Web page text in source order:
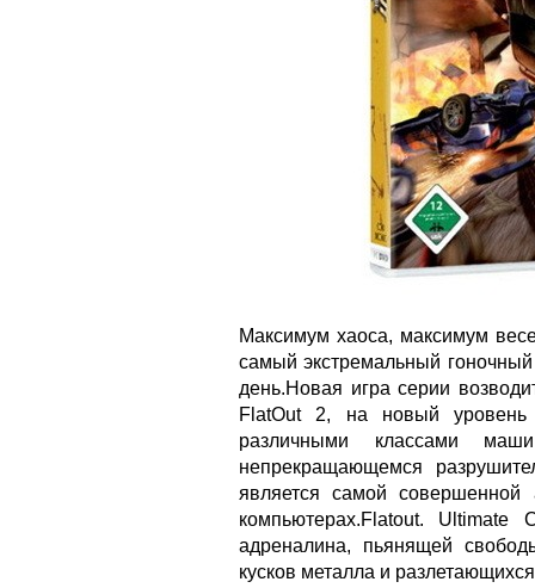
Максимум хаоса, максимум
самый экстремальный
день.Новая игра серии
FlatOut 2, на новый уровень
различными классами
непрекращающемся
является самой совершенной
компьютерах.Flatout.
адреналина, пьянящей
кусков металла и